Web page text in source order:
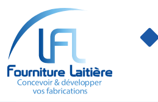
Panneau de gestion des cookies